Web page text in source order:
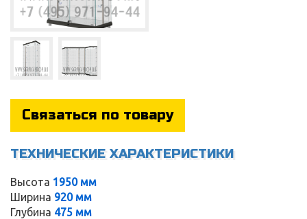
Service
Связаться по товару
ТЕХНИЧЕСКИЕ ХАРАКТЕРИСТИКИ
Высота 1950 мм
Ширина 920 мм
Глубина 475 мм